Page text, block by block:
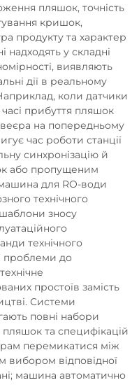
пляшок, точність
кришок,
продукту та характер
надходять у складні
виявляють
дії в реальному
коли датчики
прибуття пляшок
на попередньому
час роботи станції
синхронізацію й
або пропущеним
для RO-води
технічного
зносу
технічного
проблеми до
простоїв замість
Системи
повні набори
пляшок та специфікацій
перемикатися між
відповідної
машина автоматично